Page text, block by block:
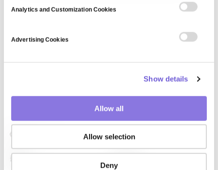
Analytics and Customization Cookies
Advertising Cookies
Show details
Allow all
Allow selection
Deny
제공합니다.
플랫폼